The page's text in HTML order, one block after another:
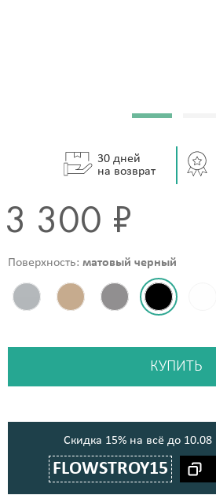
30 дней
на возврат
3 300 ₽
Поверхность: матовый черный
КУПИТЬ
Cкидка 15% на всё до
FLOWSTROY15